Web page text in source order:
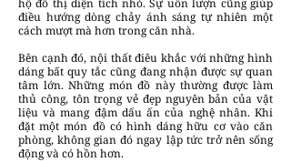
hộ đô thị diện tích nhỏ. Sự uốn lượn cũng giúp
điều hướng dòng chảy ánh sáng tự nhiên một
cách mượt mà hơn trong căn nhà.
Bên cạnh đó, nội thất điêu khắc với những hình
dáng bất quy tắc cũng đang nhận được sự quan
tâm lớn. Những món đồ này thường được làm
thủ công, tôn trọng vẻ đẹp nguyên bản của vật
liệu và mang đậm dấu ấn của nghệ nhân. Khi
đặt một món đồ có hình dáng hữu cơ vào căn
phòng, không gian đó ngay lập tức trở nên sống
động và có hồn hơn.